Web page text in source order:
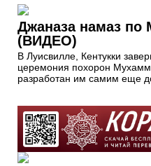
Джаназа намаз
(ВИДЕО)
В Луисвилле, Кентукки
церемония похорон
разработан им самим еще